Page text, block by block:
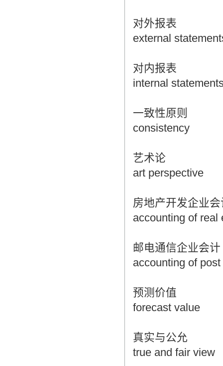
对外报表
external
对内报表
internal
一致性原则
consistency
艺术论
art perspective
房地产开发企业会
accounting of real
邮电通信企业会计
accounting of
预测价值
forecast value
真实与公允
true and fair view